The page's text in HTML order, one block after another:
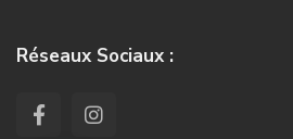
Réseaux Sociaux :